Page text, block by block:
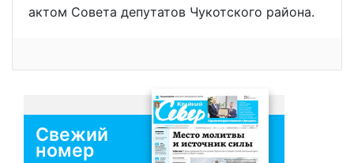
актом Совета депутатов Чукотского района.
Свежий
номер